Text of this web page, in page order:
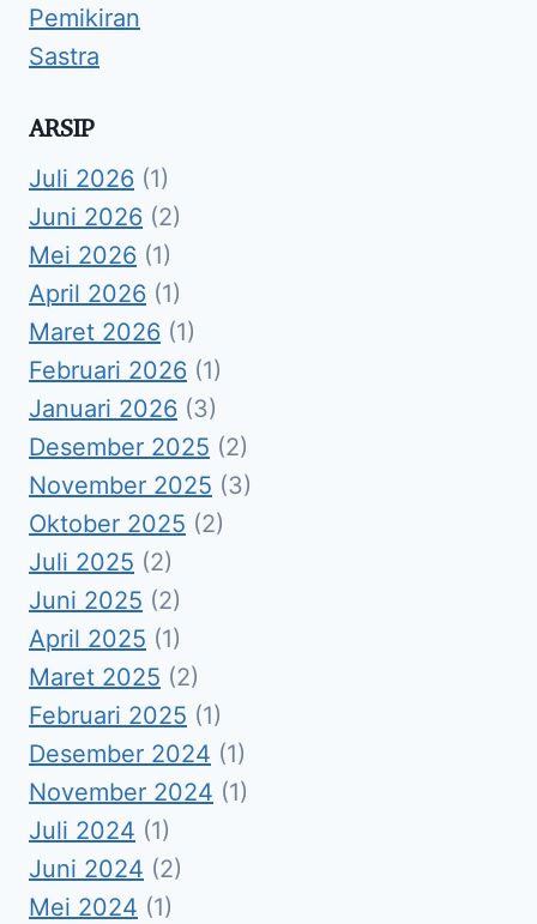
Pemikiran
Sastra
ARSIP
Juli 2026 (1)
Juni 2026 (2)
Mei 2026 (1)
April 2026 (1)
Maret 2026 (1)
Februari 2026 (1)
Januari 2026 (3)
Desember 2025 (2)
November 2025 (3)
Oktober 2025 (2)
Juli 2025 (2)
Juni 2025 (2)
April 2025 (1)
Maret 2025 (2)
Februari 2025 (1)
Desember 2024 (1)
November 2024 (1)
Juli 2024 (1)
Juni 2024 (2)
Mei 2024 (1)